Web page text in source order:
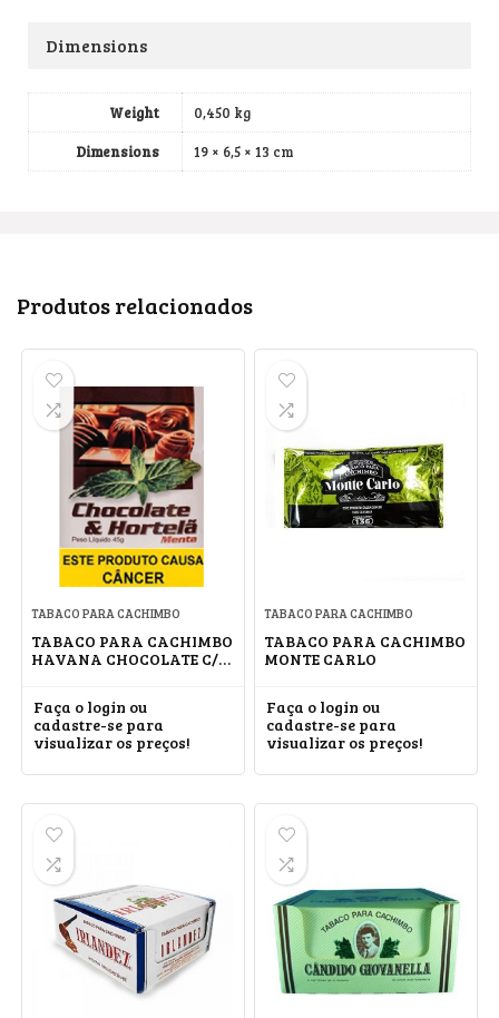
Dimensions
Weight
0,450 kg
Dimensions
19 × 6,5 × 13 cm
Produtos relacionados
TABACO PARA CACHIMBO
TABACO PARA CACHIMBO
HAVANA CHOCOLATE C/
Faça o login ou
cadastre-se para
visualizar os preços!
TABACO PARA CACHIMBO
TABACO PARA CACHIMBO
MONTE CARLO
Faça o login ou
cadastre-se para
visualizar os preços!